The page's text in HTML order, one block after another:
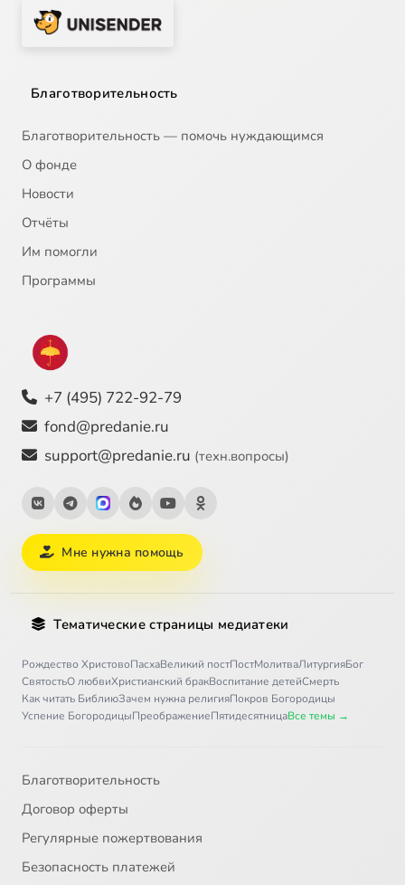
Благотворительность
Благотворительность — помочь нуждающимся
О фонде
Новости
Отчёты
Им помогли
Программы
+7 (495) 722-92-79
fond@predanie.ru
support@predanie.ru (техн.вопросы)
Мне нужна помощь
Тематические страницы медиатеки
Рождество ХристовоПасхаВеликий постПостМолитваЛитургияБог
СвятостьО любвиХристианский бракВоспитание детейСмерть
Как читать БиблиюЗачем нужна религияПокров Богородицы
Успение БогородицыПреображениеПятидесятницаВсе темы →
Благотворительность
Договор оферты
Регулярные пожертвования
Безопасность платежей